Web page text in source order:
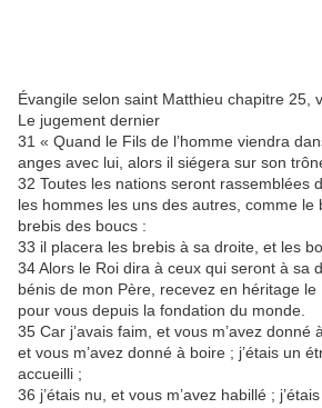
Évangile selon saint Matthieu chapitre 25,
Le jugement dernier
31 « Quand le Fils de l’homme viendra
anges avec lui, alors il siégera sur son
32 Toutes les nations seront rassemblées
les hommes les uns des autres, comme le
brebis des boucs :
33 il placera les brebis à sa droite, et les
34 Alors le Roi dira à ceux qui seront à sa
bénis de mon Père, recevez en héritage
pour vous depuis la fondation du monde.
35 Car j’avais faim, et vous m’avez donné
et vous m’avez donné à boire ; j’étais un
accueilli ;
36 j’étais nu, et vous m’avez habillé ;